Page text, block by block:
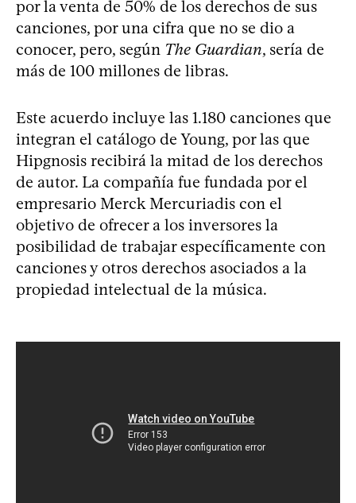
por la venta de 50% de los derechos de sus
canciones, por una cifra que no se dio a
conocer, pero, según The Guardian, sería de
más de 100 millones de libras.
Este acuerdo incluye las 1.180 canciones que
integran el catálogo de Young, por las que
Hipgnosis recibirá la mitad de los derechos
de autor. La compañía fue fundada por el
empresario Merck Mercuriadis con el
objetivo de ofrecer a los inversores la
posibilidad de trabajar específicamente con
canciones y otros derechos asociados a la
propiedad intelectual de la música.